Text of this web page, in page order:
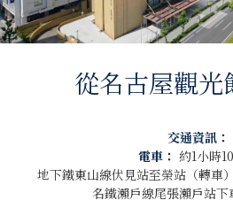
從名古屋觀光
交通資訊：
電車： 約1小時
地下鐵東山線伏見站至榮站（轉車
名鐵瀨戶線尾張瀨戶站